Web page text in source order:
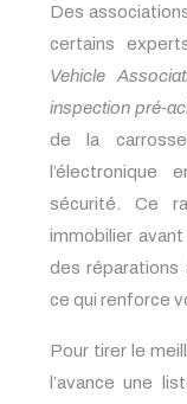
Des
certains
Vehicle
inspection pré-
de la
sécurité. Ce
immobilier
des réparations
ce qui renforce
Pour tirer le
l’avance une